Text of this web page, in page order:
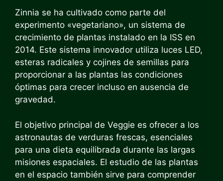
Zinnia se ha cultivado como parte del
experimento «vegetariano», un sistema de
crecimiento de plantas instalado en la ISS en
2014. Este sistema innovador utiliza luces LED,
esteras radicales y cojines de semillas para
proporcionar a las plantas las condiciones
óptimas para crecer incluso en ausencia de
gravedad.
El objetivo principal de Veggie es ofrecer a los
astronautas de verduras frescas, esenciales
para una dieta equilibrada durante las largas
misiones espaciales. El estudio de las plantas
en el espacio también sirve para comprender